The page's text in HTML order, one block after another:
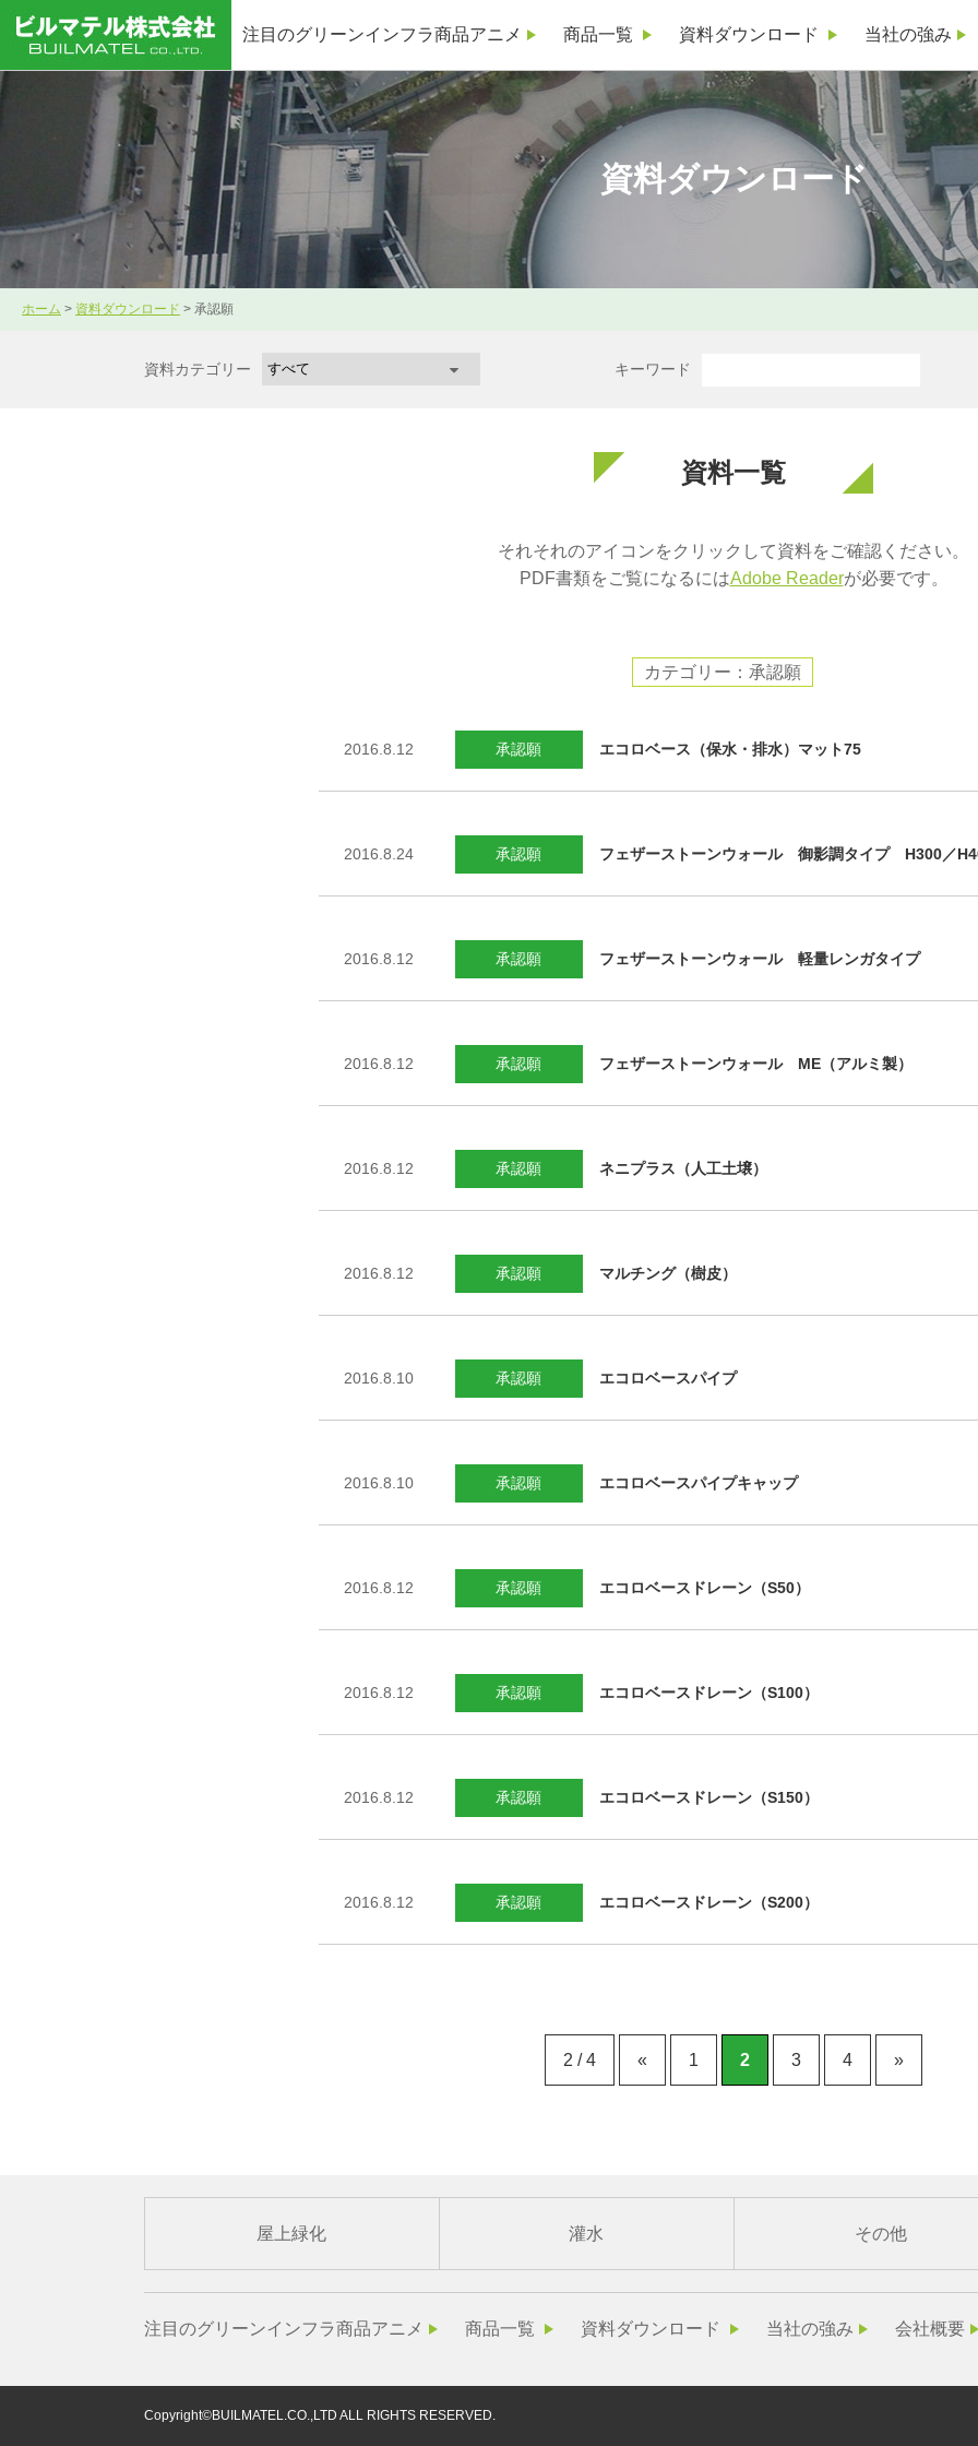
注目のグリーンインフラ商品アニメ 商品一覧 資料ダウンロード 当社の強み
資料ダウンロード
ホーム > 資料ダウンロード > 承認願
資料カテゴリー キーワード
資料一覧
それそれのアイコンをクリックして資料をご確認ください。
PDF書類をご覧になるにはAdobe Readerが必要です。
カテゴリー：承認願
2016.8.12 承認願 エコロベース（保水・排水）マット75
2016.8.24 承認願 フェザーストーンウォール 御影調タイプ H300／
2016.8.12 承認願 フェザーストーンウォール 軽量レンガタイプ
2016.8.12 承認願 フェザーストーンウォール ME（アルミ製）
2016.8.12 承認願 ネニプラス（人工土壌）
2016.8.12 承認願 マルチング（樹皮）
2016.8.10 承認願 エコロベースパイプ
2016.8.10 承認願 エコロベースパイプキャップ
2016.8.12 承認願 エコロベースドレーン（S50）
2016.8.12 承認願 エコロベースドレーン（S100）
2016.8.12 承認願 エコロベースドレーン（S150）
2016.8.12 承認願 エコロベースドレーン（S200）
2 / 4 « 1 2 3 4 »
屋上緑化 灌水 その他
注目のグリーンインフラ商品アニメ 商品一覧 資料ダウンロード 当社の強み 会社概要
Copyright©BUILMATEL.CO.,LTD ALL RIGHTS RESERVED.